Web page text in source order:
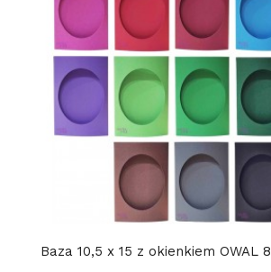
Baza 10,5 x 15 z okienkiem OWAL